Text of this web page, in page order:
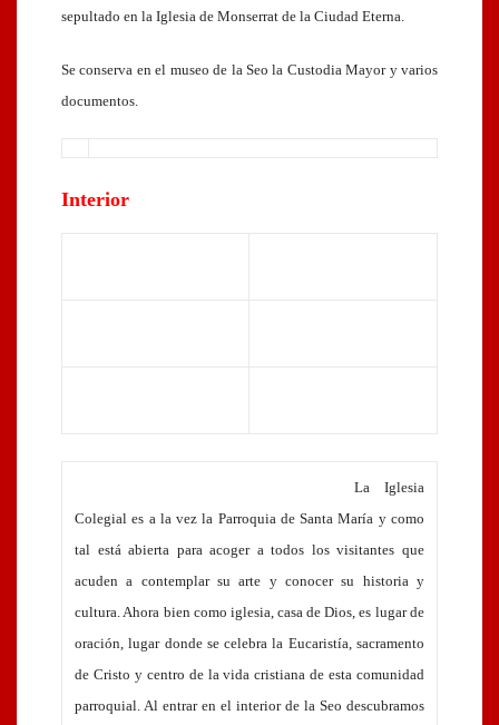
sepultado en la Iglesia de Monserrat de la Ciudad Eterna.
Se conserva en el museo de la Seo la Custodia Mayor y varios
documentos.
Interior
La Iglesia
Colegial es a la vez la Parroquia de Santa María y como
tal está abierta para acoger a todos los visitantes que
acuden a contemplar su arte y conocer su historia y
cultura. Ahora bien como iglesia, casa de Dios, es lugar de
oración, lugar donde se celebra la Eucaristía, sacramento
de Cristo y centro de la vida cristiana de esta comunidad
parroquial. Al entrar en el interior de la Seo descubramos